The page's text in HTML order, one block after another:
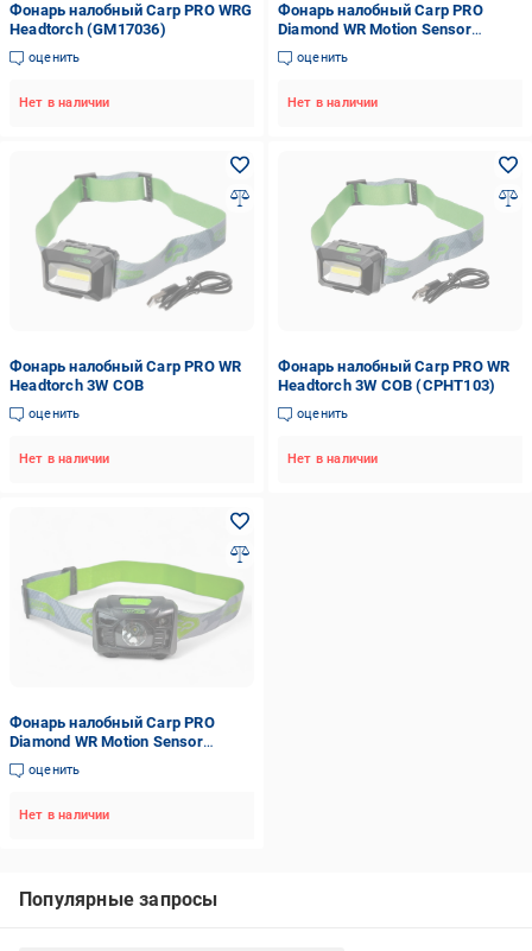
Фонарь налобный Carp PRO WRG
Headtorch (GM17036)
оценить
Нет в наличии
Фонарь налобный Carp PRO
Diamond WR Motion Sensor
Headtorch 3W LED (CPDHT97)
оценить
Нет в наличии
Фонарь налобный Carp PRO WR
Headtorch 3W COB
оценить
Нет в наличии
Фонарь налобный Carp PRO WR
Headtorch 3W COB (CPHT103)
оценить
Нет в наличии
Фонарь налобный Carp PRO
Diamond WR Motion Sensor
Headtorch 3W LED
оценить
Нет в наличии
Популярные запросы